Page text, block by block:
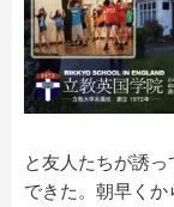
と友人たちが誘
できた。朝早く